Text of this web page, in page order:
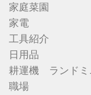
家庭菜園
家電
工具紹介
日用品
耕運機 ランドミ
職場